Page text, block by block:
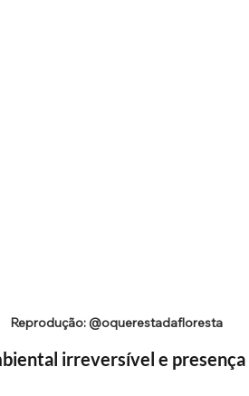
Reprodução: @oquerestadafloresta
irreversível e